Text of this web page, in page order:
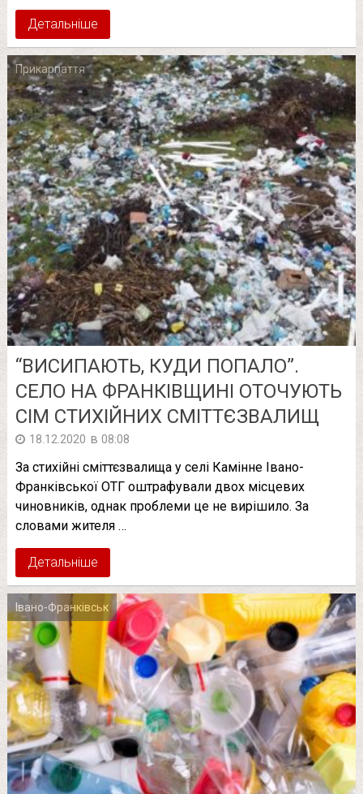
Детальніше
Прикарпаття
“ВИСИПАЮТЬ, КУДИ ПОПАЛО”.
СЕЛО НА ФРАНКІВЩИНІ ОТОЧУЮТЬ
СІМ СТИХІЙНИХ СМІТТЄЗВАЛИЩ
18.12.2020 в 08:08
За стихійні сміттєзвалища у селі Камінне Івано-
Франківської ОТГ оштрафували двох місцевих
чиновників, однак проблеми це не вирішило. За
словами жителя …
Детальніше
Івано-Франківськ